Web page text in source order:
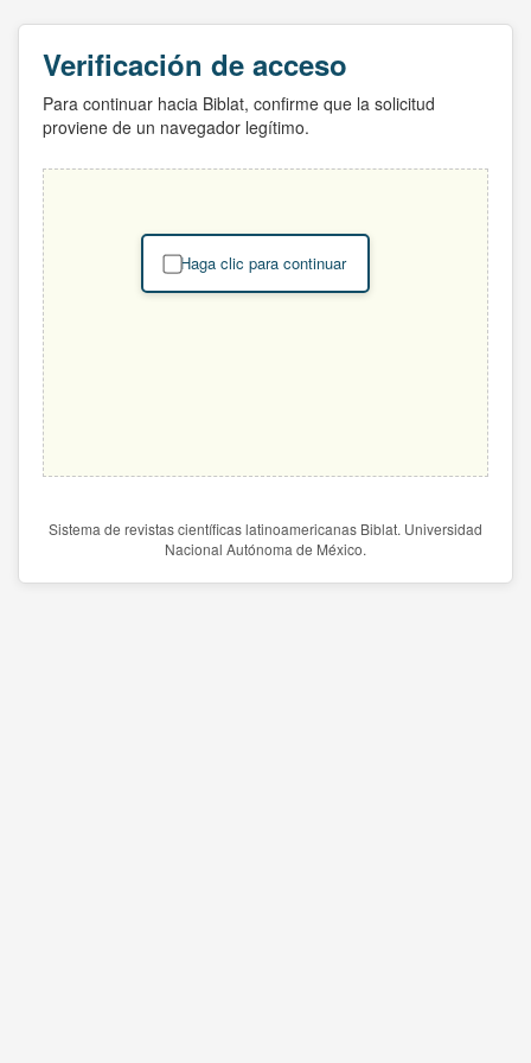
Verificación de acceso
Para continuar hacia Biblat, confirme que la solicitud
proviene de un navegador legítimo.
Haga clic para continuar
Sistema de revistas científicas latinoamericanas Biblat. Universidad
Nacional Autónoma de México.